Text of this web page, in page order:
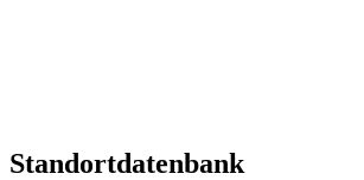
Standortdatenbank